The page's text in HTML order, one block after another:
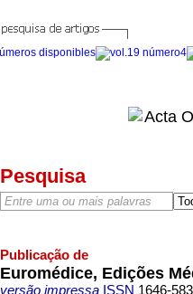
Pesquisa
Publicação de
Euromédice, Edições
versão impressaISSN 1646-